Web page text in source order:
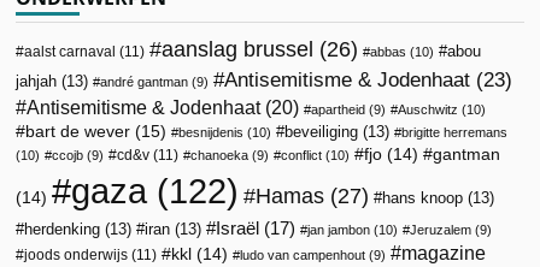
aalst carnaval (11) aanslag brussel (26) abbas (10)
abou
jahjah (13) andré gantman (9) Antisemitisme & Jodenhaat (23)
Antisemitisme & Jodenhaat(20) apartheid (9) Auschwitz (10)
bart de wever (15) besnijdenis (10) beveiliging (13)
brigitte herremans
(10)
ccojb (9) cd&v (11) chanoeka (9) conflict (10) fjo (14) gantman
(14) gaza (122) Hamas (27) hans knoop (13)
herdenking (13) iran (13) Israël (17) jan jambon (10) Jeruzalem (9)
joods onderwijs (11) kkl (14) ludo van campenhout (9)
magazine